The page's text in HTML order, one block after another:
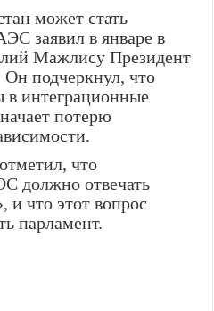
может стать
заявил в январе в
Мажлису Президент
подчеркнул, что
в интеграционные
потерю
что
должно отвечать
и что этот вопрос
парламент.